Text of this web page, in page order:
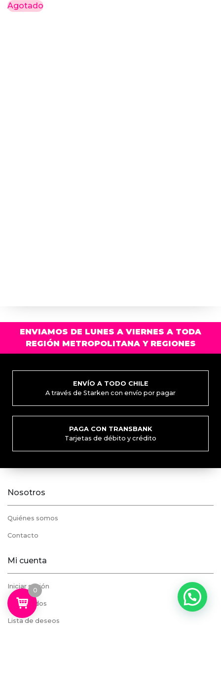
Agotado
ENVIAMOS DE LUNES A VIERNES A TODA
REGIÓN METROPOLITANA Y REGIONES
ENVÍO A TODO CHILE
A través de Starken con envío por pagar
PAGA CON TRANSBANK
Tarjetas de débito y crédito
Nosotros
Quiénes somos
Contacto
Mi cuenta
Iniciar sesión
Mis pedidos
Lista de deseos
0